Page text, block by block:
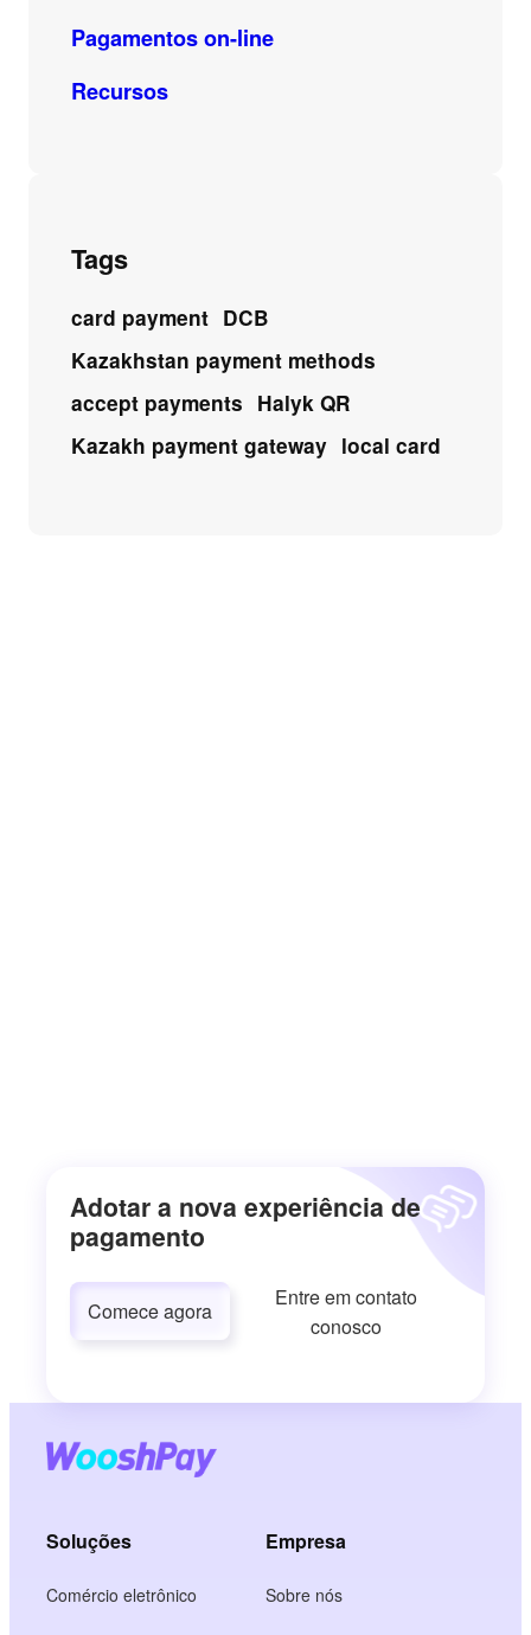
Pagamentos on-line
Recursos
Tags
card payment DCB
Kazakhstan payment methods
accept payments Halyk QR
Kazakh payment gateway local card
Adotar a nova experiência de
pagamento
Comece agora
Entre em contato
conosco
Soluções
Comércio eletrônico
Empresa
Sobre nós